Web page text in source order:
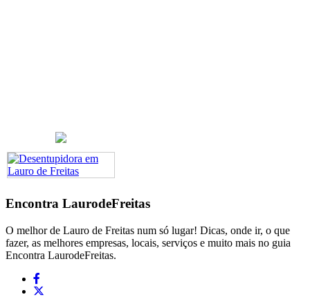
Encontra LaurodeFreitas
O melhor de Lauro de Freitas num só lugar! Dicas, onde ir, o que
fazer, as melhores empresas, locais, serviços e muito mais no guia
Encontra LaurodeFreitas.